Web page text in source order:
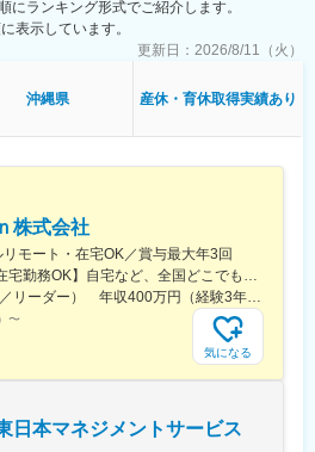
働にならないようチェックしております
。
てご契約となるため長期的にご就労いた
程度が大手企業となります。そのため、比
携わることができ、市場価値を上げやす
中小企業とのお取引もございますので、
紹介することができます。
ている案件によりますが、県外転勤をし
ができます。
？／
ルディングスという連結子会社合わせて
ループに所属しています。グループ全体
いており、日本全国に229の拠点（海外
し、日本では2,915社以上の顧客に技術系
供しております。
ランキング形式でご紹介します。
表示しています。
更新日： 2026/8/11（火）
沖縄県 産休・育休取得実績あり
株式会社
モート・在宅OK／賞与最大年3回
【フルリモート・完全在宅勤務OK】自宅など、全国どこでもあなたが働きやすい場所で働けます★転居を伴う転勤なし★全国47都道府県どこからでも応募OK【本社】東京都新宿区山吹町130番地の15 茜ビル2-A＜アクセス＞有楽町線「江戸川橋駅」、東西線「東西線」より徒歩10分※受動喫煙対策：あり
年収480万円（経験5年／リーダー） 年収400万円（経験3年／メンバー）
〜
気になる
日本マネジメントサービス